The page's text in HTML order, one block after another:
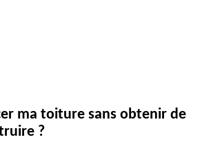
ma toiture sans obtenir de
?